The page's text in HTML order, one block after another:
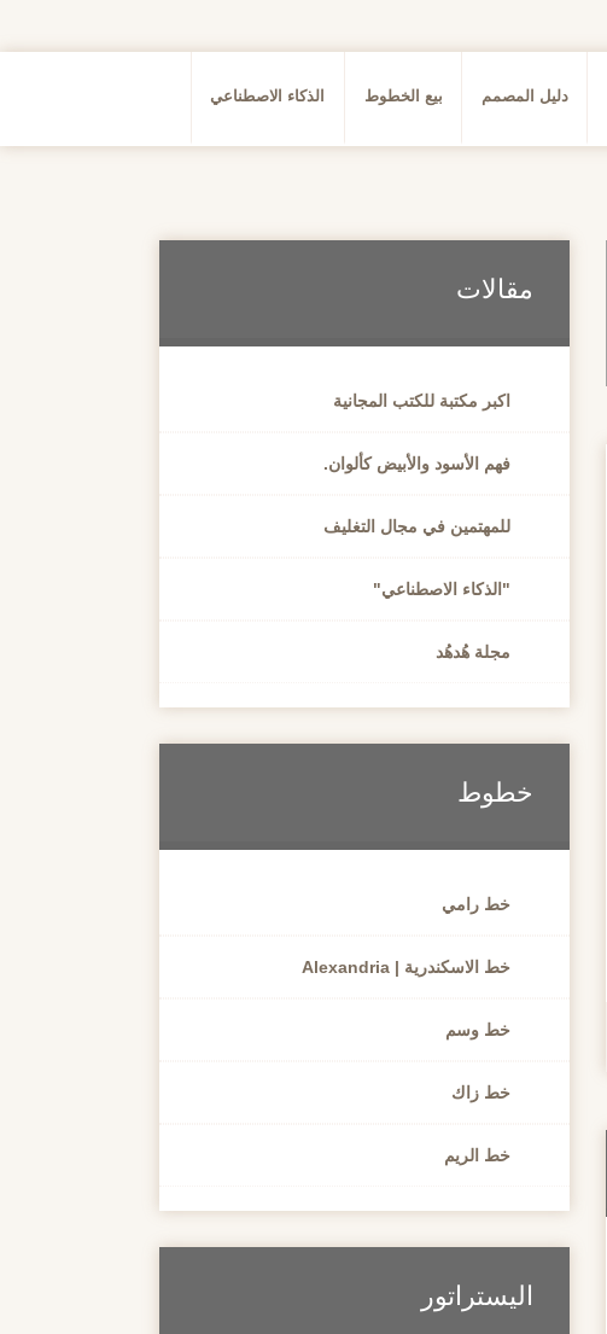
دليل المصمم بيع الخطوط الذكاء الاصطناعي
مقالات
اكبر مكتبة للكتب المجانية
فهم الأسود والأبيض كألوان.
للمهتمين في مجال التغليف
"الذكاء الاصطناعي"
مجلة هُدهُد
خطوط
خط رامي
خط الاسكندرية | Alexandria
خط وسم
خط زاك
خط الريم
اليستراتور